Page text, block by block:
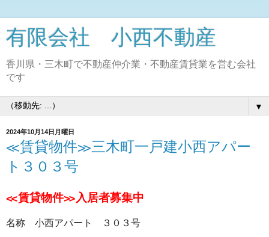
有限会社 小西不動産
香川県・三木町で不動産仲介業・不動産賃貸業を営む会社
です
▼
2024年10月14日月曜日
≪賃貸物件≫三木町一戸建小西アパー
ト３０３号
≪賃貸物件≫入居者募集中
名称 小西アパート ３０３号